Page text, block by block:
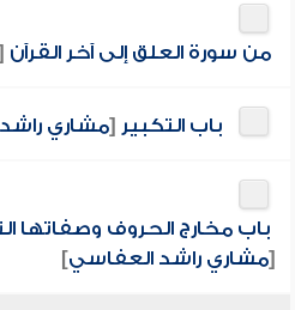
من سورة العلق إلى آخر القرآن
باب التكبير [مشاري
باب مخارج الحروف وصفاتها
[مشاري راشد العفاسي]